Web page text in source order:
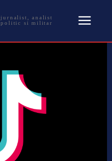
jurnalist, analist
politic si militar